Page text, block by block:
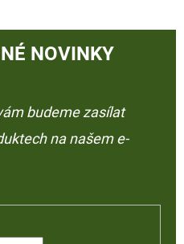
NOVINKY
budeme zasílat
na našem e-